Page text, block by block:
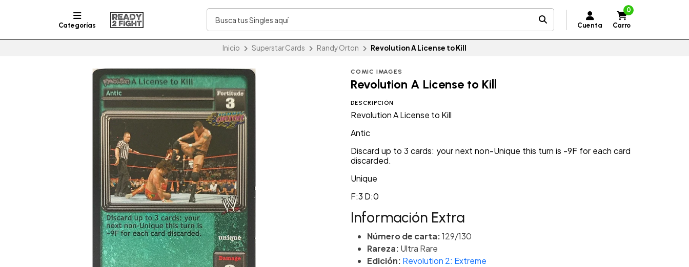
Categorías Cuenta
0
Carro
Inicio Superstar Cards Randy Orton Revolution A License to Kill
COMIC IMAGES
Revolution A License to Kill
DESCRIPCIÓN
Revolution A License to Kill
Antic
Discard up to 3 cards: your next non-Unique this turn is -9F for each card
discarded.
Unique
F:3 D:0
Información Extra
Número de carta:129/130
Rareza: Ultra Rare
Edición: Revolution 2: Extreme